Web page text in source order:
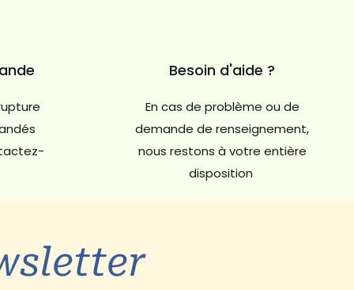
Besoin d'aide ?
En cas de problème ou de
demande de renseignement,
nous restons à votre entière
disposition